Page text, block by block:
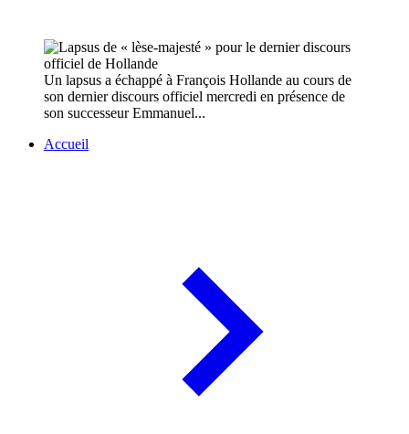
Un lapsus a échappé à François Hollande au cours de
son dernier discours officiel mercredi en présence de
son successeur Emmanuel...
Accueil